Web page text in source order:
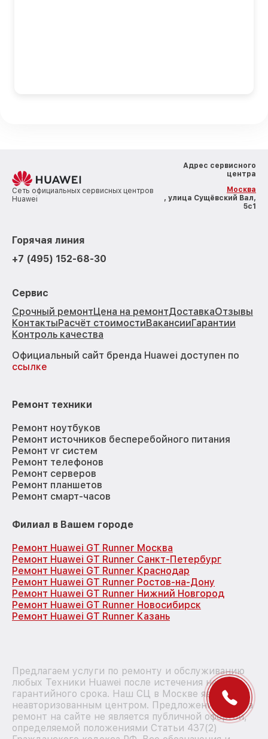
Сеть официальных сервисных центров
Huawei
Адрес сервисного
центра
Москва
, улица Сущёвский Вал,
5с1
Горячая линия
+7 (495) 152-68-30
Сервис
Срочный ремонтЦена на ремонтДоставкаОтзывы
КонтактыРасчёт стоимостиВакансииГарантии
Контроль качества
Официальный сайт бренда Huawei доступен по
ссылке
Ремонт техники
Ремонт ноутбуков
Ремонт источников бесперебойного питания
Ремонт vr систем
Ремонт телефонов
Ремонт серверов
Ремонт планшетов
Ремонт смарт-часов
Филиал в Вашем городе
Ремонт Huawei GT Runner Москва
Ремонт Huawei GT Runner Санкт-Петербург
Ремонт Huawei GT Runner Краснодар
Ремонт Huawei GT Runner Ростов-на-Дону
Ремонт Huawei GT Runner Нижний Новгород
Ремонт Huawei GT Runner Новосибирск
Ремонт Huawei GT Runner Казань
Предлагаем услуги по ремонту и обслуживанию
любых Техники Huawei после истечения на них
гарантийного срока. Наш СЦ в Москве является
неавторизованным центром. Предложение цен на
ремонт на сайте не является публичной офертой,
определяемой положениями Статьи 437(2)